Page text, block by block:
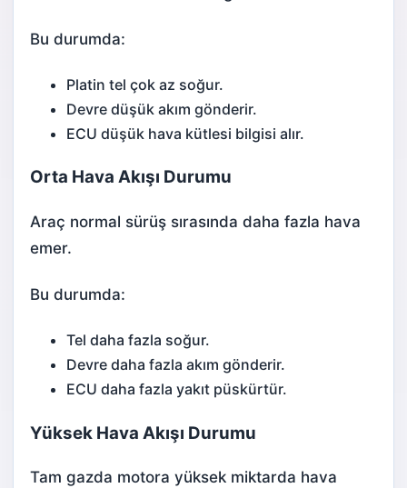
Bu durumda:
Platin tel çok az soğur.
Devre düşük akım gönderir.
ECU düşük hava kütlesi bilgisi alır.
Orta Hava Akışı Durumu
Araç normal sürüş sırasında daha fazla hava
emer.
Bu durumda:
Tel daha fazla soğur.
Devre daha fazla akım gönderir.
ECU daha fazla yakıt püskürtür.
Yüksek Hava Akışı Durumu
Tam gazda motora yüksek miktarda hava